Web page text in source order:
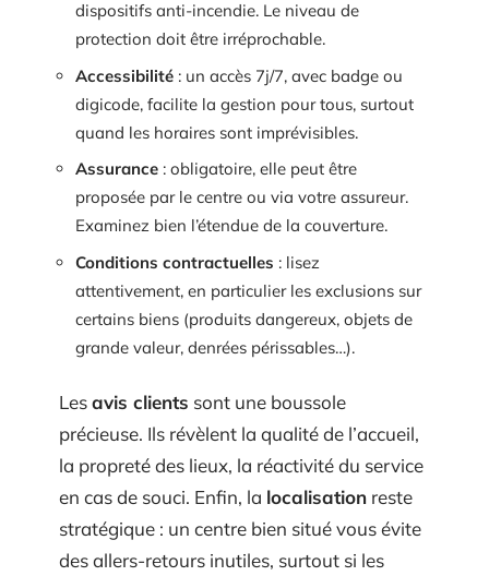
dispositifs anti-incendie. Le niveau de
protection doit être irréprochable.
Accessibilité : un accès 7j/7, avec badge ou
digicode, facilite la gestion pour tous, surtout
quand les horaires sont imprévisibles.
Assurance : obligatoire, elle peut être
proposée par le centre ou via votre assureur.
Examinez bien l’étendue de la couverture.
Conditions contractuelles : lisez
attentivement, en particulier les exclusions sur
certains biens (produits dangereux, objets de
grande valeur, denrées périssables…).
Lesavis clients sont une boussole
précieuse. Ils révèlent la qualité de l’accueil,
la propreté des lieux, la réactivité du service
en cas de souci. Enfin, la localisation reste
stratégique : un centre bien situé vous évite
des allers-retours inutiles, surtout si les